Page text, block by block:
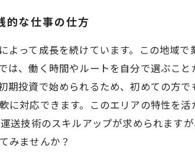
的な仕事の仕方
よって成長を続けています。この地域
は、働く時間やルートを自分で選ぶこ
期投資で始められるため、初めての方
に対応できます。このエリアの特性を
送技術のスキルアップが求められます
みませんか？